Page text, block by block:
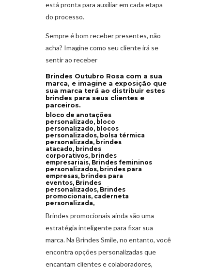
está pronta para auxiliar em cada etapa
do processo.
Sempre é bom receber presentes, não
acha? Imagine como seu cliente irá se
sentir ao receber
Brindes Outubro Rosa com a sua
marca, e imagine a exposição que
sua marca terá ao distribuir estes
brindes para seus clientes e
parceiros.
bloco de anotações
personalizado, bloco
personalizado, blocos
personalizados, bolsa térmica
personalizada, brindes
atacado, brindes
corporativos, brindes
empresariais, Brindes femininos
personalizados, brindes para
empresas, brindes para
eventos, Brindes
personalizados, Brindes
promocionais, caderneta
personalizada,
Brindes promocionais ainda são uma
estratégia inteligente para fixar sua
marca. Na Brindes Smile, no entanto, você
encontra opções personalizadas que
encantam clientes e colaboradores,